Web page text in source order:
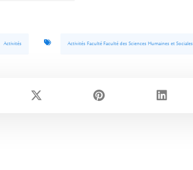
Activités Activités Faculté Faculté des Sciences Humaines et Sociales